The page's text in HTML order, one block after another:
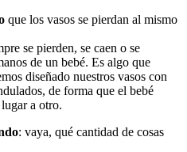
que los vasos se pierdan al mismo
se pierden, se caen o se
de un bebé. Es algo que
diseñado nuestros vasos con
de forma que el bebé
a otro.
: vaya, qué cantidad de cosas